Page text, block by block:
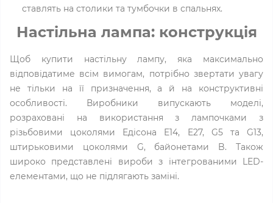
ставлять на столики та тумбочки в спальнях.
Настільна лампа: конструкція
Щоб купити настільну лампу, яка максимально
відповідатиме всім вимогам, потрібно звертати увагу
не тільки на її призначення, а й на конструктивні
особливості. Виробники випускають моделі,
розраховані на використання з лампочками з
різьбовими цоколями Едісона E14, E27, G5 та G13,
штирьковими цоколями G, байонетами B. Також
широко представлені вироби з інтегрованими LED-
елементами, що не підлягають заміні.